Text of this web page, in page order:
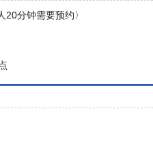
20分钟需要预约〉